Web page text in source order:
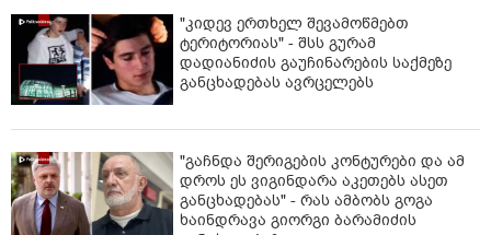
"კიდევ ერთხელ შევამოწმებთ
ტერიტორიას" - შსს გურამ
დადიანიძის გაუჩინარების საქმეზე
განცხადებას ავრცელებს
"გაჩნდა შერიგების კონტურები და ამ
დროს ეს ვიგინდარა აკეთებს ასეთ
განცხადებას" - რას ამბობს გოგა
ხაინდრავა გიორგი ბარამიძის